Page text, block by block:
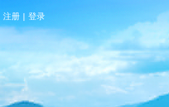
注册 | 登录